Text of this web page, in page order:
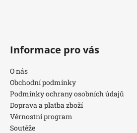
Informace pro vás
O nás
Obchodní podmínky
Podmínky ochrany osobních údajů
Doprava a platba zboží
Věrnostní program
Soutěže